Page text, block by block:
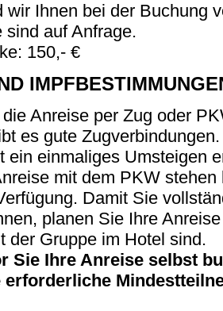
wir Ihnen bei der Buchung
sind auf Anfrage.
150,- €
Anreise per Zug oder
es gute
ein einmaliges Umsteigen
mit dem PKW
Damit Sie
planen Sie Ihre
der Gruppe im Hotel sind.
Sie Ihre Anreise selbst
erforderliche